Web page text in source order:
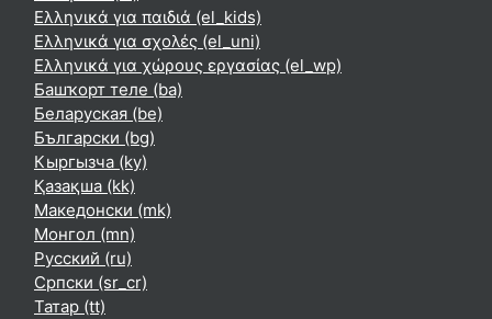
Ελληνικά για παιδιά ‎(el_kids)‎
Ελληνικά για σχολές ‎(el_uni)‎
Ελληνικά για χώρους εργασίας ‎(el_wp)‎
Башҡорт теле ‎(ba)‎
Беларуская ‎(be)‎
Български ‎(bg)‎
Кыргызча ‎(ky)‎
Қазақша ‎(kk)‎
Македонски ‎(mk)‎
Монгол ‎(mn)‎
Русский ‎(ru)‎
Српски ‎(sr_cr)‎
Татар ‎(tt)‎